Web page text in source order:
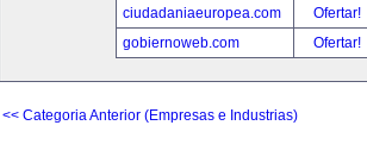
ciudadaniaeuropea.com
Ofertar!
gobiernoweb.com
Ofertar!
<< Categoria Anterior (Empresas e Industrias)